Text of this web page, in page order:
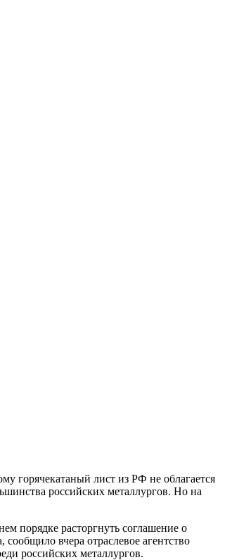
горячекатаный лист из РФ не облагается
российских металлургов. Но на
порядке расторгнуть соглашение о
вчера отраслевое агентство
российских металлургов.